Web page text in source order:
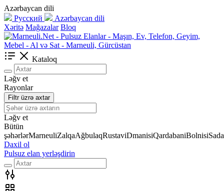
Azərbaycan dili
Русский
Azərbaycan dili
Xəritə Mağazalar Bloq
Kataloq
Ləğv et
Rayonlar
Filtr üzrə axtar
Ləğv et
Bütün
şəhərlərMarneuliZalqaAğbulaqRustaviDmanisiQardabaniBolnisi
Daxil ol
Pulsuz elan yerləşdirin